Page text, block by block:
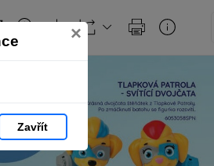
×
Zavřít